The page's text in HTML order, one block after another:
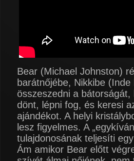
Bear (Michael Johnston)
barátnőjébe, Nikkibe
összeszedni a
dönt, lépni fog, és keresi
ajándékot. A helyi
lesz figyelmes. A
tulajdonosának teljesíti
Ám amikor Bear előtt